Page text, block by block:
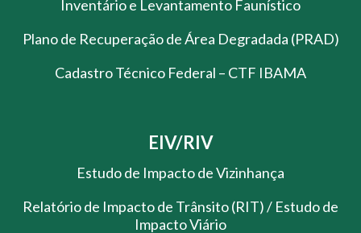
Inventário e Levantamento Faunístico
Plano de Recuperação de Área Degradada (PRAD)
Cadastro Técnico Federal – CTF IBAMA
EIV/RIV
Estudo de Impacto de Vizinhança
Relatório de Impacto de Trânsito (RIT) / Estudo de
Impacto Viário